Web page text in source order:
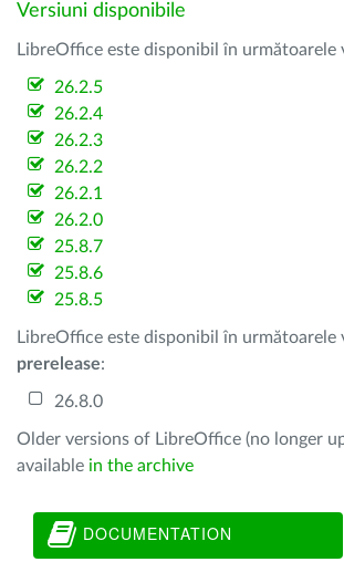
Versiuni disponibile
LibreOffice este disponibil în următoarele
26.2.5
26.2.4
26.2.3
26.2.2
26.2.1
26.2.0
25.8.7
25.8.6
25.8.5
LibreOffice este disponibil în următoarele
prerelease:
26.8.0
Older versions of LibreOffice (no longer
available in the archive
DOCUMENTATION